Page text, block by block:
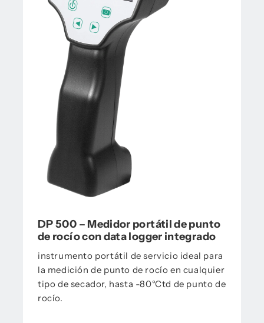
DP 500 – Medidor portátil de punto
de rocío con data logger integrado
instrumento portátil de servicio ideal para
la medición de punto de rocío en cualquier
tipo de secador, hasta -80°Ctd de punto de
rocío.